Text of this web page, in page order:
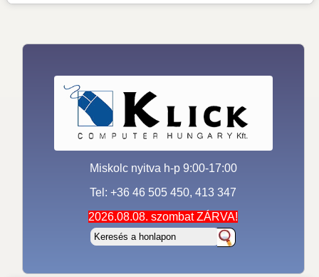
Miskolc nyitva h-p 9:00-17:00
Tel: +36 46 505 450, 413 347
2026.08.08. szombat ZÁRVA!